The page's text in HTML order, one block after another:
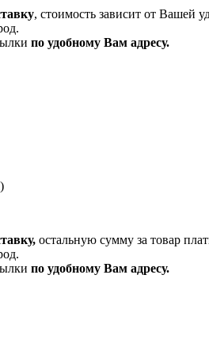
, стоимость зависит от Вашей
по удобному Вам адресу.
остальную сумму за товар
по удобному Вам адресу.